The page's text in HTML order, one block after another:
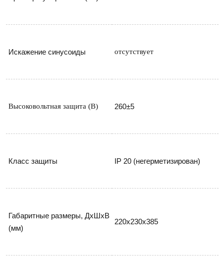
Искажение синусоиды отсутствует
Высоковольтная защита (В) 260±5
Класс защиты IP 20 (негерметизирован)
Габаритные размеры, ДхШхВ
(мм)
220х230х385